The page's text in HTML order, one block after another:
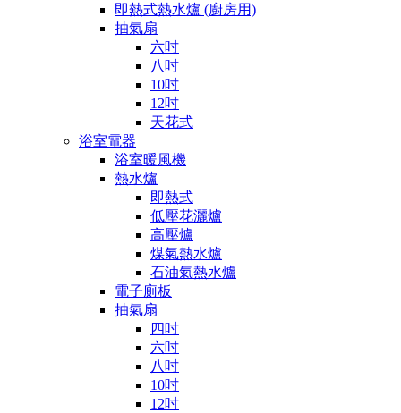
即熱式熱水爐 (廚房用)
抽氣扇
六吋
八吋
10吋
12吋
天花式
浴室電器
浴室暖風機
熱水爐
即熱式
低壓花灑爐
高壓爐
煤氣熱水爐
石油氣熱水爐
電子廁板
抽氣扇
四吋
六吋
八吋
10吋
12吋